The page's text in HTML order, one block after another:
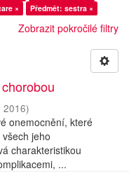
× Předmět: sestra ×
Zobrazit pokročilé filtry
2016)
onemocnění, které
jeho
charakteristikou
...